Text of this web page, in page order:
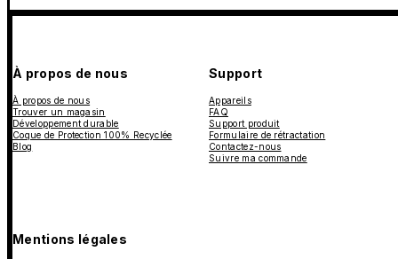
À propos de nous
À propos de nous
Trouver un magasin
Développement durable
Coque de Protection 100% Recyclée
Blog
Support
Appareils
FAQ
Support produit
Formulaire de rétractation
Contactez-nous
Suivre ma commande
Mentions légales